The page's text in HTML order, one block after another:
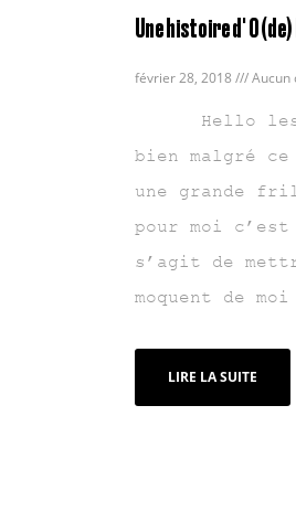
Une histoire d' O
février 28, 2018 Aucun
Hello les
bien malgré
une grande
pour moi
s’agit de
moquent de
LIRE LA SUITE